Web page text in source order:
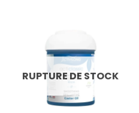
peuvent
RUPTURE DE STOCK